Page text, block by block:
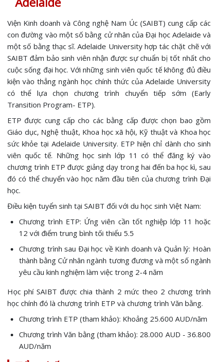
Viện Kinh doanh và Công nghệ Nam Úc (SAIBT) cung cấp các
con đường vào một số bằng cử nhân của Đại học Adelaide và
một số bằng thạc sĩ. Adelaide University hợp tác chặt chẽ với
SAIBT đảm bảo sinh viên nhận được sự chuẩn bị tốt nhất cho
cuộc sống đại học. Với những sinh viên quốc tế không đủ điều
kiện vào thẳng ngành học chính thức của Adelaide University
có thể lựa chọn chương trình chuyển tiếp sớm (Early
Transition Program- ETP).
ETP được cung cấp cho các bằng cấp được chọn bao gồm
Giáo dục, Nghệ thuật, Khoa học xã hội, Kỹ thuật và Khoa học
sức khỏe tại Adelaide University. ETP hiện chỉ dành cho sinh
viên quốc tế. Những học sinh lớp 11 có thể đăng ký vào
chương trình ETP được giảng dạy trong hai đến ba học kì, sau
đó có thể chuyển vào học năm đầu tiên của chương trình Đại
học.
Điều kiện tuyển sinh tại SAIBT đối với du học sinh Việt Nam:
Chương trình ETP: Ứng viên cần tốt nghiệp lớp 11 hoặc
12 với điểm trung bình tối thiểu 5.5
Chương trình sau Đại học về Kinh doanh và Quản lý: Hoàn
thành bằng Cử nhân ngành tương đương và một số ngành
yêu cầu kinh nghiệm làm việc trong 2-4 năm
Học phí SAIBT được chia thành 2 mức theo 2 chương trình
học chính đó là chương trình ETP và chương trình Văn bằng.
Chương trình ETP (tham khảo): Khoảng 25.600 AUD/năm
Chương trình Văn bằng (tham khảo): 28.000 AUD - 36.800
AUD/năm